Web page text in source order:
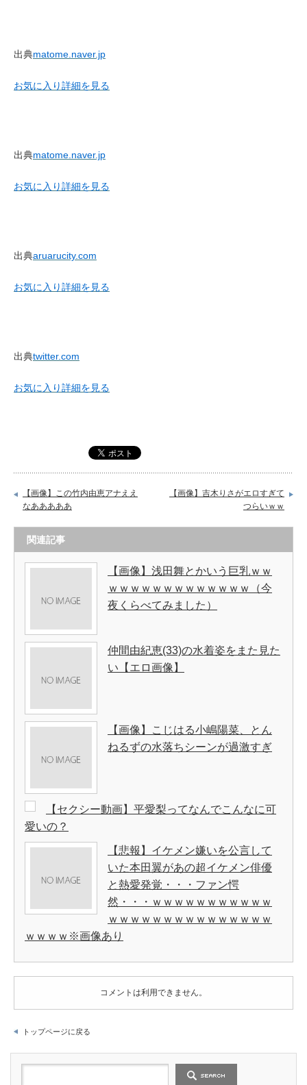
出典matome.naver.jp
お気に入り詳細を見る
出典matome.naver.jp
お気に入り詳細を見る
出典aruarucity.com
お気に入り詳細を見る
出典twitter.com
お気に入り詳細を見る
【画像】この竹内由恵アナええ
なあああああ
【画像】吉木りさがエロすぎて
つらいｗｗ
関連記事
【画像】浅田舞とかいう巨乳ｗｗ
ｗｗｗｗｗｗｗｗｗｗｗｗｗ（今
夜くらべてみました）
仲間由紀恵(33)の水着姿をまた見た
い【エロ画像】
【画像】こじはる小嶋陽菜、とん
ねるずの水落ちシーンが過激すぎ
【セクシー動画】平愛梨ってなんでこんなに可
愛いの？
【悲報】イケメン嫌いを公言して
いた本田翼があの超イケメン俳優
と熱愛発覚・・・ファン愕
然・・・ｗｗｗｗｗｗｗｗｗｗｗ
ｗｗｗｗｗｗｗｗｗｗｗｗｗｗｗ
ｗｗｗｗ※画像あり
コメントは利用できません。
トップページに戻る